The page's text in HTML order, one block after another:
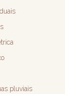
pluviais